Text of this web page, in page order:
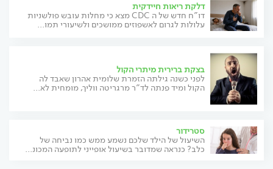
דלקת ריאות חיידקית
דו"ח חדש של ה CDC מצא כי מחלות עובש פולשניות
עלולות לגרום לאשפוזים ממושכים ולשיעורי תמו...
בצקת ברירית מיתרי הקול
לפני כשנה גילתה הזמרת שלומית אהרון שאבד לה
הקול ומיד פנתה לד"ר מרגריטה ווליך, מומחית לא...
סטרידור
השיעול של הילד שלכם נשמע ממש כמו נביחה של
כלב? כנראה שמדובר בשיעול אופייני לתופעה המכונ...